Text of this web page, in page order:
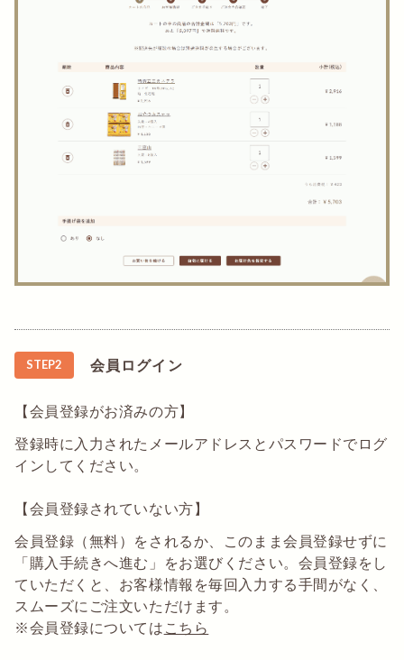
STEP2 会員ログイン
【会員登録がお済みの方】
登録時に入力されたメールアドレスとパスワードでログ
インしてください。
【会員登録されていない方】
会員登録（無料）をされるか、このまま会員登録せずに
「購入手続きへ進む」をお選びください。会員登録をし
ていただくと、お客様情報を毎回入力する手間がなく、
スムーズにご注文いただけます。
※会員登録については こちら